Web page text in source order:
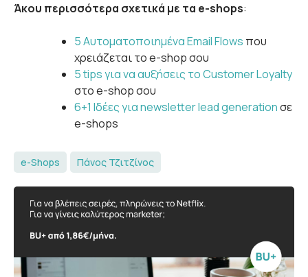
Άκου περισσότερα σχετικά με τα e-shops:
5 Αυτοματοποιημένα Email Flows που
χρειάζεται το e-shop σου
5 tips για να αυξήσεις το Customer Loyalty
στο e-shop σου
6+1 Ιδέες για newsletter lead generationσε
e-shops
e-Shops Πάνος Τζιτζίνος